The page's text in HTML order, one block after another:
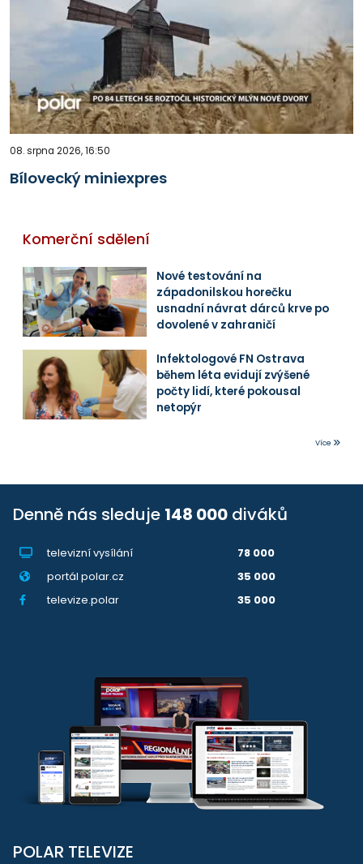
08. srpna 2026, 16:50
Bílovecký miniexpres
Komerční sdělení
Nové testování na
západonilskou horečku
usnadní návrat dárců krve po
dovolené v zahraničí
Infektologové FN Ostrava
během léta evidují zvýšené
počty lidí, které pokousal
netopýr
Více
Denně nás sleduje 148 000 diváků
televizní vysílání
78 000
portál polar.cz
35 000
televize.polar
35 000
POLAR TELEVIZE